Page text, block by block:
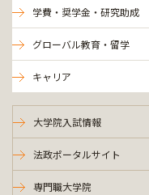
学費・奨学金・研究助成
グローバル教育・留学
キャリア
大学院入試情報
法政ポータルサイト
専門職大学院